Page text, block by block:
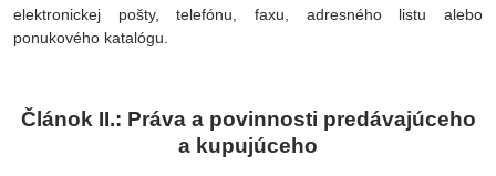
elektronickej pošty, telefónu, faxu, adresného listu alebo
ponukového katalógu.
Článok II.: Práva a povinnosti predávajúceho
a kupujúceho